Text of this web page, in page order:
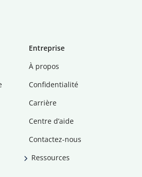
Entreprise
À propos
Confidentialité
Carrière
Centre d’aide
Contactez-nous
Ressources